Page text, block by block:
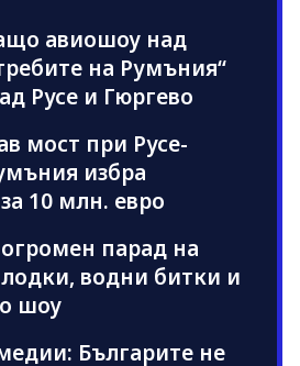
авиошоу над
на Румъния“
Русе и Гюргево
мост при Русе-
избра
10 млн. евро
огромен парад на
водни битки и
шоу
Българите не